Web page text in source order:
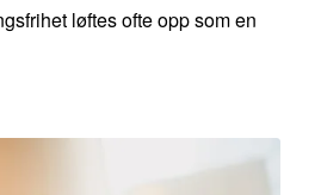
løftes ofte opp som en